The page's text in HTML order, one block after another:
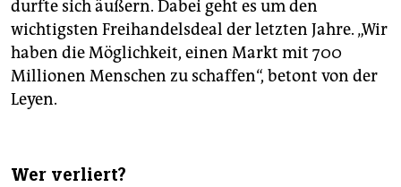
durfte sich äußern. Dabei geht es um den
wichtigsten Freihandelsdeal der letzten Jahre. „Wir
haben die Möglichkeit, einen Markt mit 700
Millionen Menschen zu schaffen“, betont von der
Leyen.
Wer verliert?